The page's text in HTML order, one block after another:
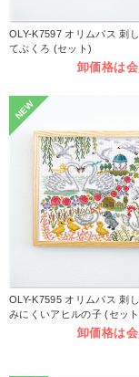
OLY-K7597 オリムパス 刺
てぶくろ (セット)
卸価格は
NEW
OLY-K7595 オリムパス 刺
みにくいアヒルの子 (セッ
卸価格は